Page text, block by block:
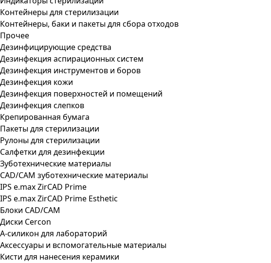
Контейнеры для стерилизации
Контейнеры, баки и пакеты для сбора отходов
Прочее
Дезинфицирующие средства
Дезинфекция аспирационных систем
Дезинфекция инструментов и боров
Дезинфекция кожи
Дезинфекция поверхностей и помещений
Дезинфекция слепков
Крепированная бумага
Пакеты для стерилизации
Рулоны для стерилизации
Салфетки для дезинфекции
Зуботехнические материалы
CAD/CAM зуботехнические материалы
IPS e.max ZirCAD Prime
IPS e.max ZirCAD Prime Esthetic
Блоки CAD/CAM
Диски Cercon
А-силикон для лабораторий
Аксессуары и вспомогательные материалы
Кисти для нанесения керамики